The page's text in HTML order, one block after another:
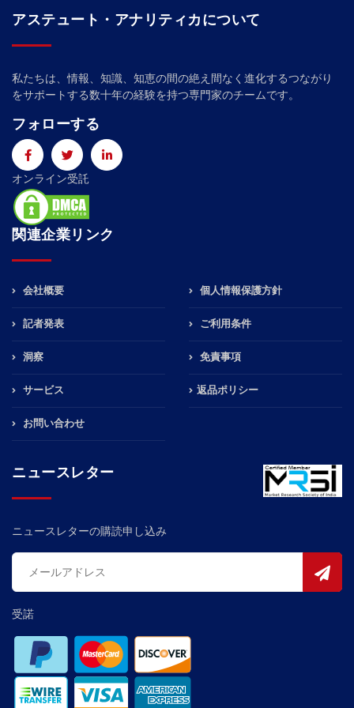
アステュート・アナリティカについて
私たちは、情報、知識、知恵の間の絶え間なく進化するつながり
をサポートする数十年の経験を持つ専門家のチームです。
フォローする
オンライン受託
関連企業リンク
会社概要
記者発表
洞察
サービス
お問い合わせ
個人情報保護方針
ご利用条件
免責事項
返品ポリシー
ニュースレター
ニュースレターの購読申し込み
受諾